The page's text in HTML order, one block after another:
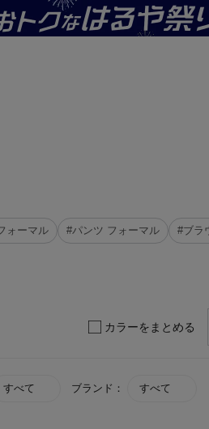
ォーマル #パンツ フォーマル #ブラ
カラーをまとめる
すべて ブランド： すべて